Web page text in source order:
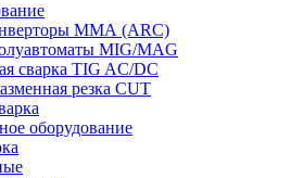
ММА (ARC)
MIG/MAG
сварка TIG AC/DC
резка CUT
оборудование